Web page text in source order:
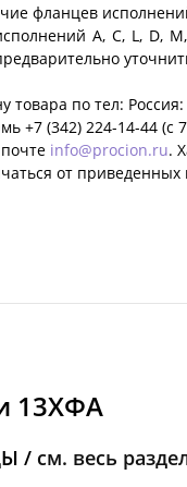
фланцев
A, C, L, D,
товара по тел:
+7 (342) 224-14-44 (c
info@procion.ru.
от приведенных
13ХФА
/ см. весь